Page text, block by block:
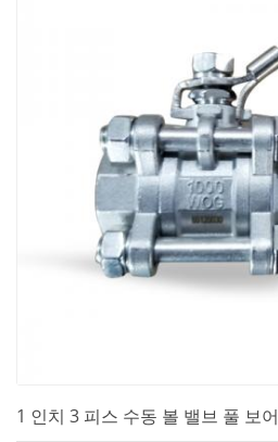
1 인치 3 피스 수동 볼 밸브 풀 보어